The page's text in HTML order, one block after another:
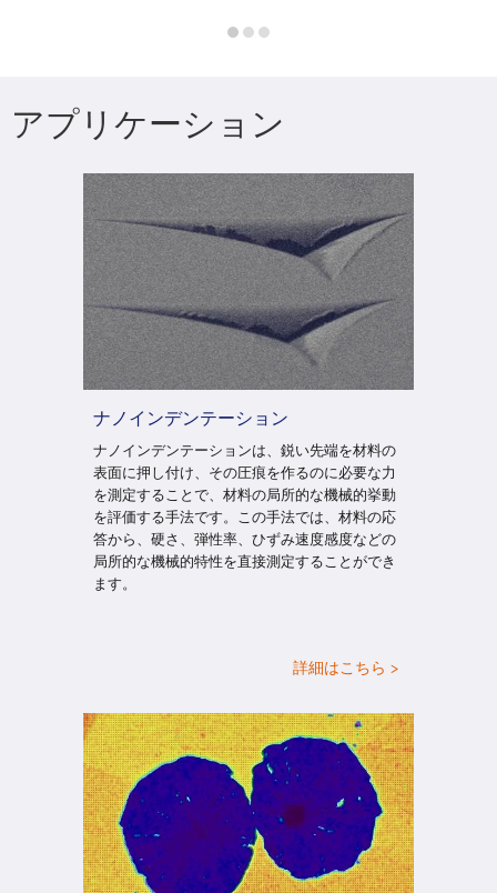
アプリケーション
ナノインデンテーション
ナノインデンテーションは、鋭い先端を材料の
表面に押し付け、その圧痕を作るのに必要な力
を測定することで、材料の局所的な機械的挙動
を評価する手法です。この手法では、材料の応
答から、硬さ、弾性率、ひずみ速度感度などの
局所的な機械的特性を直接測定することができ
ます。
詳細はこちら >